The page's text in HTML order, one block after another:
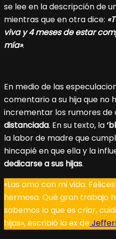
se lee en la descripción de
mientras que en otra dice:
viva y 4 meses de estar
mía».
En medio de las
comentario a su hija que no
incrementar los rumores
distanciada. En su texto, la
la labor de madre que
hincapié en que ella y la
dedicarse a sus hijas.
«Las amo con mi vida.
hermosa. Qué gran trabajo
sabemos lo que es criar,
hijas», escribió la ex de